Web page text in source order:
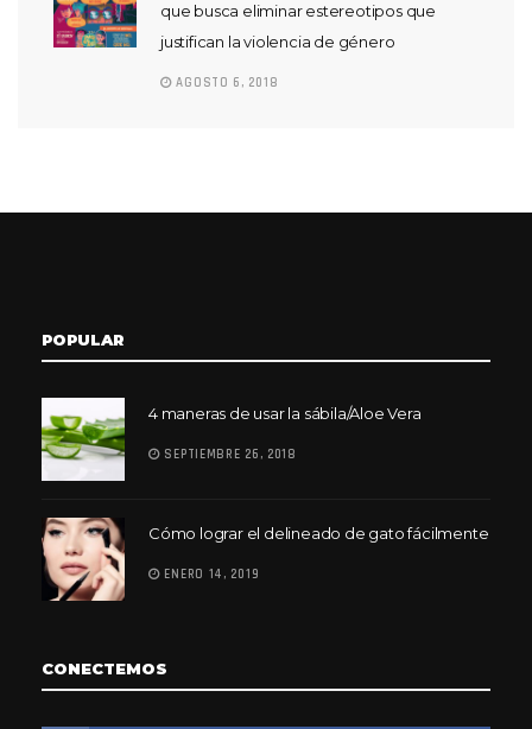
que busca eliminar estereotipos que
justifican la violencia de género
AGOSTO 6, 2018
POPULAR
4 maneras de usar la sábila/Aloe Vera
SEPTIEMBRE 26, 2018
Cómo lograr el delineado de gato fácilmente
ENERO 14, 2019
CONECTEMOS